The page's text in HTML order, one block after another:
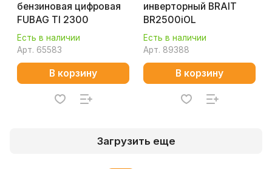
бензиновая цифровая
FUBAG TI 2300
Есть в наличии
Арт. 65583
В корзину
инверторный BRAIT
BR2500iOL
Есть в наличии
Арт. 89388
В корзину
Загрузить еще